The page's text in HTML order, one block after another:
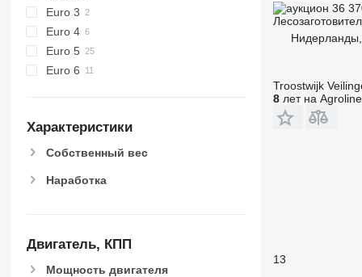
Euro 3
Euro 4
Euro 5
Euro 6
Характеристики
Собственный вес
Наработка
Двигатель, КПП
Мощность двигателя
36
Troostwijk
8лет на Agroline
13